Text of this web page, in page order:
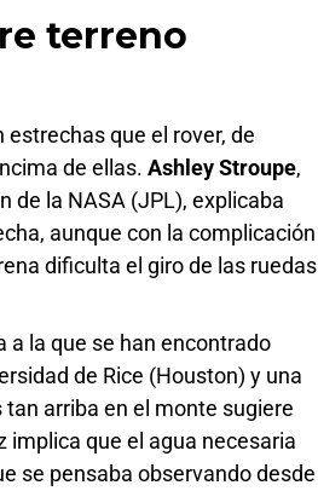
terreno
que el rover, de
de ellas. Ashley Stroupe,
de la NASA (JPL), explicaba
aunque con la complicación
dificulta el giro de las ruedas
a la que se han encontrado
de Rice (Houston) y una
arriba en el monte sugiere
implica que el agua necesaria
se pensaba observando desde